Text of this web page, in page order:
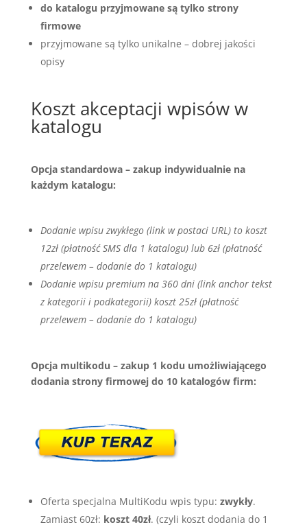
do katalogu przyjmowane są tylko strony
firmowe
przyjmowane są tylko unikalne – dobrej jakości
opisy
Koszt akceptacji wpisów w
katalogu
Opcja standardowa – zakup indywidualnie na
każdym katalogu:
Dodanie wpisu zwykłego (link w postaci URL) to koszt
12zł (płatność SMS dla 1 katalogu) lub 6zł (płatność
przelewem – dodanie do 1 katalogu)
Dodanie wpisu premium na 360 dni (link anchor tekst
z kategorii i podkategorii) koszt 25zł (płatność
przelewem – dodanie do 1 katalogu)
Opcja multikodu – zakup 1 kodu umożliwiającego
dodania strony firmowej do 10 katalogów firm:
Oferta specjalna MultiKodu wpis typu: zwykły.
Zamiast 60zł: koszt 40zł. (czyli koszt dodania do 1